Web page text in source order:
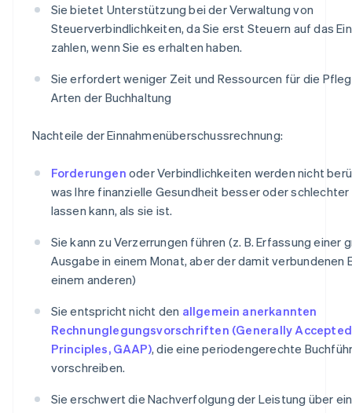
Sie bietet Unterstützung bei der Verwaltung von
Steuerverbindlichkeiten, da Sie erst Steuern auf das
zahlen, wenn Sie es erhalten haben.
Sie erfordert weniger Zeit und Ressourcen für die
Arten der Buchhaltung
Nachteile der Einnahmenüberschussrechnung:
Forderungen oder Verbindlichkeiten werden nicht
was Ihre finanzielle Gesundheit besser oder
lassen kann, als sie ist.
Sie kann zu Verzerrungen führen (z. B. Erfassung einer
Ausgabe in einem Monat, aber der damit verbundenen
einem anderen)
Sie entspricht nicht den allgemein anerkannten
Rechnunglegungsvorschriften (Generally
Principles, GAAP), die eine periodengerechte
vorschreiben.
Sie erschwert die Nachverfolgung der Leistung über